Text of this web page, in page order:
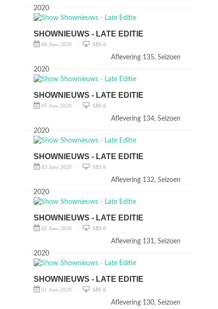
2020
SHOWNIEUWS - LATE EDITIE
06 Juni 2020 SBS 6
Aflevering 135, Seizoen
2020
SHOWNIEUWS - LATE EDITIE
05 Juni 2020 SBS 6
Aflevering 134, Seizoen
2020
SHOWNIEUWS - LATE EDITIE
03 Juni 2020 SBS 6
Aflevering 132, Seizoen
2020
SHOWNIEUWS - LATE EDITIE
02 Juni 2020 SBS 6
Aflevering 131, Seizoen
2020
SHOWNIEUWS - LATE EDITIE
01 Juni 2020 SBS 6
Aflevering 130, Seizoen